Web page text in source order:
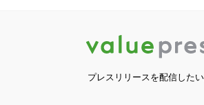
プレスリリースを配信した